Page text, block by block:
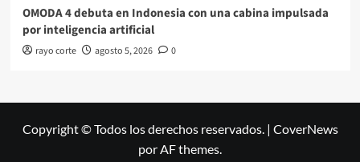
OMODA 4 debuta en Indonesia con una cabina impulsada
por inteligencia artificial
rayo corte agosto 5, 2026 0
Copyright © Todos los derechos reservados. | CoverNews
por AF themes.